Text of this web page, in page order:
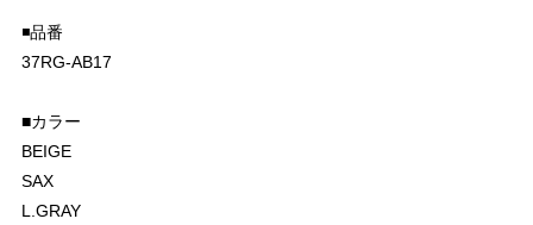
◾️品番
37RG-AB17
■カラー
BEIGE
SAX
L.GRAY